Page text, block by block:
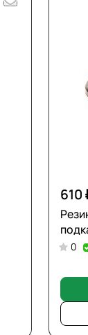
610
0